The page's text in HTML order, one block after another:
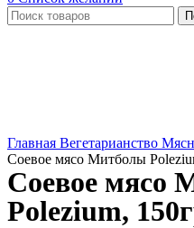
Главная Вегетарианство
Соевое мясо Митболы
Соевое мясо
Polezium,